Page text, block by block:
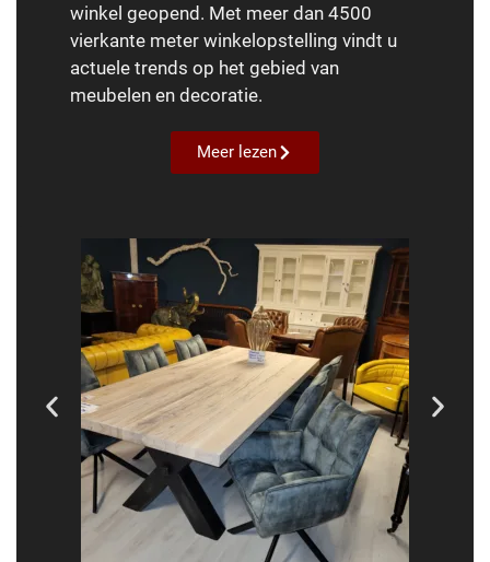
winkel geopend. Met meer dan 4500
vierkante meter winkelopstelling vindt u
actuele trends op het gebied van
meubelen en decoratie.
Meer lezen